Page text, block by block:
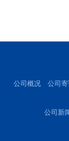
公司概况 公司
公司新